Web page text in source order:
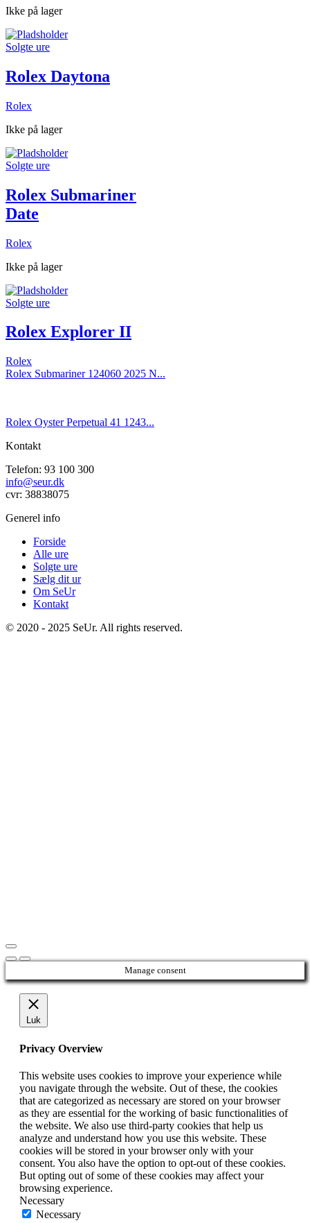
Ikke på lager
Solgte ure
Rolex Daytona
Rolex
Ikke på lager
Solgte ure
Rolex Submariner
Date
Rolex
Ikke på lager
Solgte ure
Rolex Explorer II
Rolex
Rolex Submariner 124060 2025 N...
Rolex Oyster Perpetual 41 1243...
Kontakt
Telefon: 93 100 300
info@seur.dk
cvr: 38838075
Generel info
Forside
Alle ure
Solgte ure
Sælg dit ur
Om SeUr
Kontakt
© 2020 - 2025 SeUr. All rights reserved.
Manage consent
Luk
Privacy Overview
This website uses cookies to improve your experience while
you navigate through the website. Out of these, the cookies
that are categorized as necessary are stored on your browser
as they are essential for the working of basic functionalities of
the website. We also use third-party cookies that help us
analyze and understand how you use this website. These
cookies will be stored in your browser only with your
consent. You also have the option to opt-out of these cookies.
But opting out of some of these cookies may affect your
browsing experience.
Necessary
Necessary